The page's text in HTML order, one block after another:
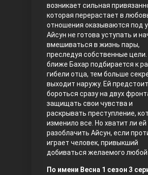
Любовь напрокат
Воскресший Эртугрул
возникает сильная
которая перерастает в
отношения оказываются под
Айсун не готова уступать и
вмешиваться в жизнь пары,
преследуя собственные цели.
ближе Бахар подбирается к
гибели отца, тем больше
выходит наружу. Ей предстоит
бороться сразу на двух
защищать свои чувства и
раскрывать преступление,
изменило все. Но хватит ли ей
разоблачить Айсун, если
играет человек, привыкший
добиваться желаемого
По имени Весна 1 сезон 3